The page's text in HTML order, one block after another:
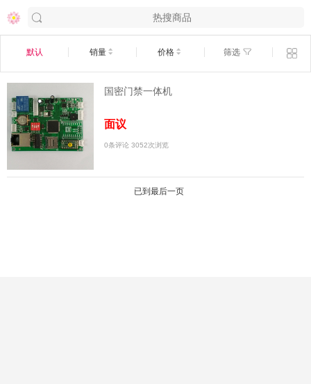
默认 销量 价格 筛选
国密门禁一体机
面议
0条评论 3052次浏览
已到最后一页